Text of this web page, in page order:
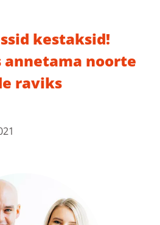
kestaksid!
annetama noorte
raviks